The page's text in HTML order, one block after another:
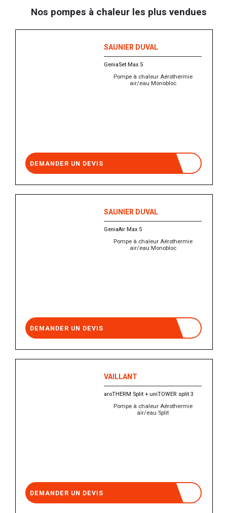
Nos pompes à chaleur les plus vendues
SAUNIER DUVAL
GeniaSet Max 5
Pompe à chaleur Aérothermie
air/eau Monobloc
DEMANDER UN DEVIS
SAUNIER DUVAL
GeniaAir Max 5
Pompe à chaleur Aérothermie
air/eau Monobloc
DEMANDER UN DEVIS
VAILLANT
aroTHERM Split + uniTOWER split 3
Pompe à chaleur Aérothermie
air/eau Split
DEMANDER UN DEVIS